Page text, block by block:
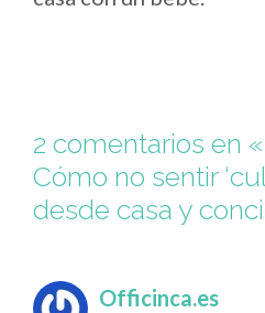
2 comentarios en
Cómo no sentir
desde casa y
Officinca.es